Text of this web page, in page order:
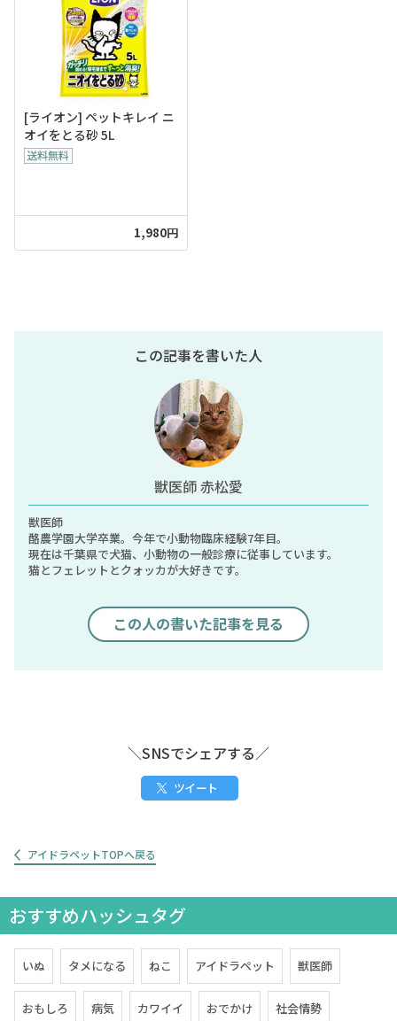
[ライオン] ペットキレイ ニ
オイをとる砂 5L
1,980円
この記事を書いた人
獣医師 赤松愛
獣医師
酪農学園大学卒業。今年で小動物臨床経験7年目。
現在は千葉県で犬猫、小動物の一般診療に従事しています。
猫とフェレットとクォッカが大好きです。
この人の書いた記事を見る
＼SNSでシェアする／
ツイート
アイドラペットTOPへ戻る
おすすめハッシュタグ
いぬ タメになる ねこ アイドラペット 獣医師
おもしろ 病気 カワイイ おでかけ 社会情勢